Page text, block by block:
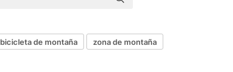
bicicleta de montaña zona de montaña